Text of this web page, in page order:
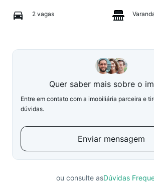
2 vagas
Quer saber mais sobre o
Entre em contato com a imobiliária parceira e
dúvidas.
Enviar mensagem
ou consulte asDúvidas